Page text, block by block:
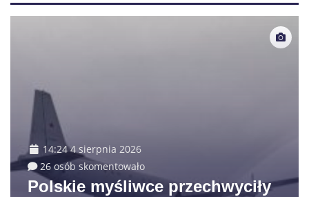
14:24 4 sierpnia 2026
26 osób skomentowało
Polskie myśliwce przechwyciły